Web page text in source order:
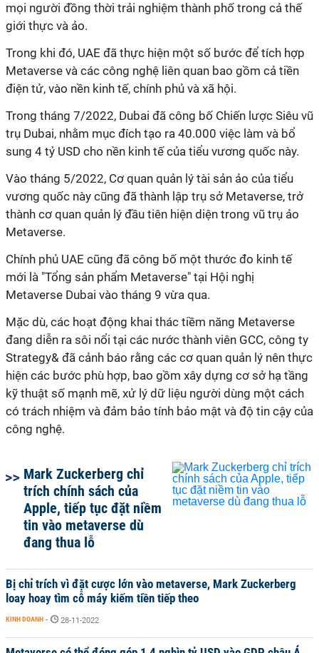
mọi người đồng thời trải nghiệm thành phố trong cả thế
giới thực và ảo.
Trong khi đó, UAE đã thực hiện một số bước để tích hợp
Metaverse và các công nghệ liên quan bao gồm cả tiền
điện tử, vào nền kinh tế, chính phủ và xã hội.
Trong tháng 7/2022, Dubai đã công bố Chiến lược Siêu vũ
trụ Dubai, nhằm mục đích tạo ra 40.000 việc làm và bổ
sung 4 tỷ USD cho nền kinh tế của tiểu vương quốc này.
Vào tháng 5/2022, Cơ quan quản lý tài sản ảo của tiểu
vương quốc này cũng đã thành lập trụ sở Metaverse, trở
thành cơ quan quản lý đầu tiên hiện diện trong vũ trụ ảo
Metaverse.
Chính phủ UAE cũng đã công bố một thước đo kinh tế
mới là "Tổng sản phẩm Metaverse" tại Hội nghị
Metaverse Dubai vào tháng 9 vừa qua.
Mặc dù, các hoạt động khai thác tiềm năng Metaverse
đang diễn ra sôi nổi tại các nước thành viên GCC, công ty
Strategy& đã cảnh báo rằng các cơ quan quản lý nên thực
hiện các bước phù hợp, bao gồm xây dựng cơ sở hạ tầng
kỹ thuật số mạnh mẽ, xử lý dữ liệu người dùng một cách
có trách nhiệm và đảm bảo tính bảo mật và độ tin cậy của
công nghệ.
Mark Zuckerberg chỉ
trích chính sách của
Apple, tiếp tục đặt niềm
tin vào metaverse dù
đang thua lỗ
Bị chỉ trích vì đặt cược lớn vào metaverse, Mark Zuckerberg
loay hoay tìm cỗ máy kiếm tiền tiếp theo
KINH DOANH - 28-11-2022